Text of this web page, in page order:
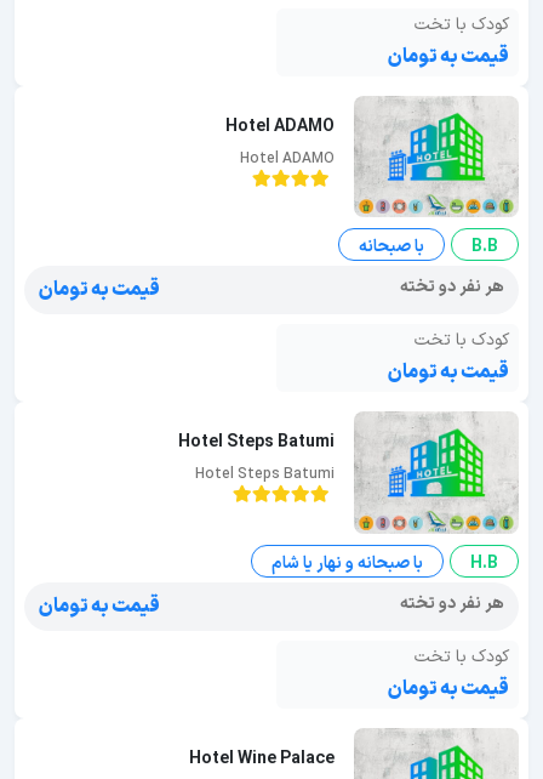
کودک با تخت
قیمت به تومان
Hotel ADAMO
Hotel ADAMO
B.B
با صبحانه
هر نفر دو تخته
قیمت به تومان
کودک با تخت
قیمت به تومان
Hotel Steps Batumi
Hotel Steps Batumi
H.B
با صبحانه و نهار یا شام
هر نفر دو تخته
قیمت به تومان
کودک با تخت
قیمت به تومان
Hotel Wine Palace